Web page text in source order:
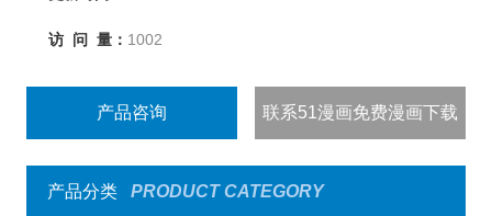
访 问 量： 1002
产品咨询 联系51漫画免费漫画下载
产品分类 PRODUCT CATEGORY